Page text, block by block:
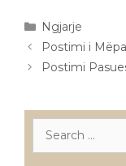
Categories
Ngjarje
Post
navigation
Postimi i
Postimi
Search